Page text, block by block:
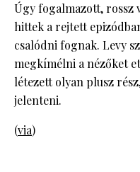
Úgy fogalmazott, rossz
hittek a rejtett
csalódni fognak. Levy
megkímélni a nézőket
létezett olyan plusz
jelenteni.
(via)